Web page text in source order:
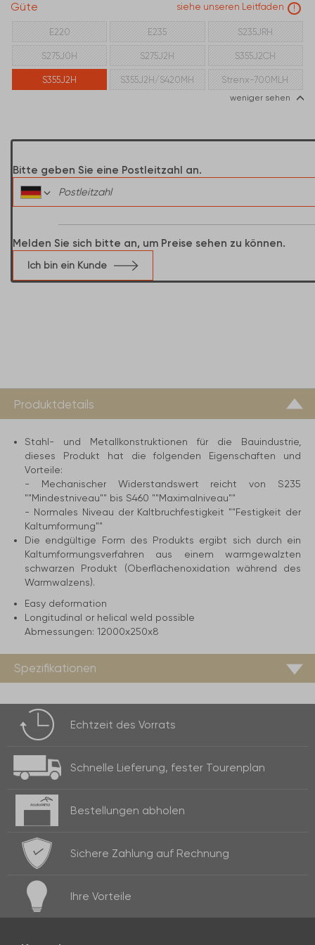
Güte siehe unseren Leitfaden !
E220 E235 S235JRH
S275J0H S275J2H S355J2CH
S355J2H S355J2H/S420MH
Strenx-700MLH
weniger sehen
Bitte geben Sie eine Postleitzahl an.
Melden Sie sich bitte an, um Preise sehen zu können.
Ich bin ein Kunde
Produktdetails
Stahl- und Metallkonstruktionen für die Bauindustrie,
dieses Produkt hat die folgenden Eigenschaften und
Vorteile:
- Mechanischer Widerstandswert reicht von S235
""Mindestniveau"" bis S460 ""Maximalniveau""
- Normales Niveau der Kaltbruchfestigkeit ""Festigkeit der
Kaltumformung""
Die endgültige Form des Produkts ergibt sich durch ein
Kaltumformungsverfahren aus einem warmgewalzten
schwarzen Produkt (Oberflächenoxidation während des
Warmwalzens).
Easy deformation
Longitudinal or helical weld possible
Abmessungen: 12000x250x8
Spezifikationen
Echtzeit des Vorrats
Schnelle Lieferung, fester Tourenplan
Bestellungen abholen
Sichere Zahlung auf Rechnung
Ihre Vorteile